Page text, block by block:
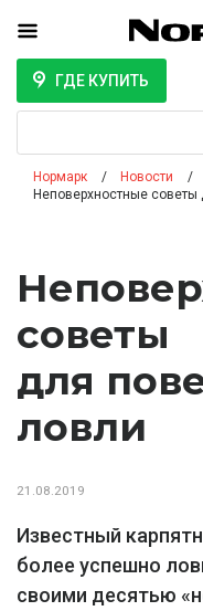
ГДЕ КУПИТЬ
Нормарк Новости
Неповерхностные советы
советы
для
ловли
21.08.2019
Известный
более успешно
своими десятью